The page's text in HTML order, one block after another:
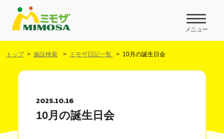
メニュー
トップ 施設検索 ミモザ日記一覧 10月の誕生日会
2025.10.16
10月の誕生日会